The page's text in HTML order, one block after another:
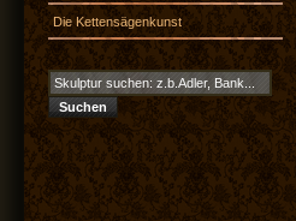
Die Kettensägenkunst